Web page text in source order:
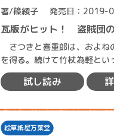
著/篠綾子 発売日：2019-
瓦版がヒット！ 盗賊団
さつきと喜重郎は、およね
を得る。続けて竹杖為軽と
とで、順調な売れ行きを上
試し読み
絵草紙屋万葉堂